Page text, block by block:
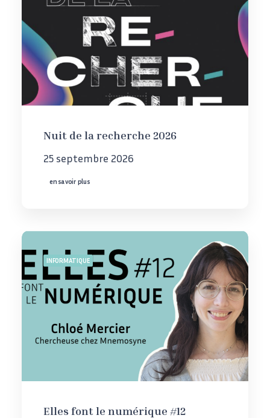
Nuit de la recherche 2026
25 septembre 2026
en savoir plus
INFORMATIQUE
Elles font le numérique #12